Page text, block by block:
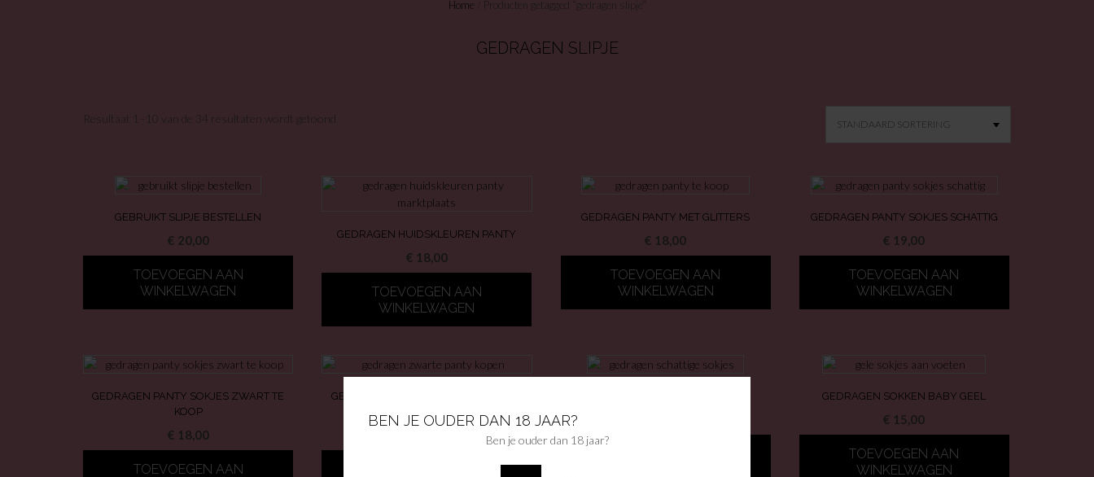
BEN JE OUDER DAN 18 JAAR?
Ben je ouder dan 18 jaar?
Home / Producten getagged “gedragen slipje”
GEDRAGEN SLIPJE
Resultaat 1–10 van de 34 resultaten wordt getoond
GEBRUIKT SLIPJE BESTELLEN
€ 20,00
TOEVOEGEN AAN
WINKELWAGEN
GEDRAGEN HUIDSKLEUREN PANTY
€ 18,00
TOEVOEGEN AAN
WINKELWAGEN
GEDRAGEN PANTY MET GLITTERS
€ 18,00
TOEVOEGEN AAN
WINKELWAGEN
GEDRAGEN PANTY SOKJES SCHATTIG
€ 19,00
TOEVOEGEN AAN
WINKELWAGEN
GEDRAGEN PANTY SOKJES ZWART TE
KOOP
€ 18,00
TOEVOEGEN AAN
GEDRAGEN PANTY ZONDER VOETJES
GEDRAGEN SOKKEN BABY GEEL
€ 15,00
TOEVOEGEN AAN
WINKELWAGEN